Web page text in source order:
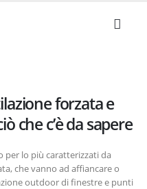
forzata e
che c’è da sapere
per lo più caratterizzati da
che vanno ad affiancare o
outdoor di finestre e punti